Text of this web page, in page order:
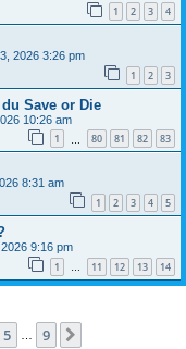
1 2 3 4
2026 3:26 pm
1 2 3
Save or Die
10:26 am
1 80 81 82 83
8:31 am
1 2 3 4 5
9:16 pm
1 … 11 12 13 14
5 9